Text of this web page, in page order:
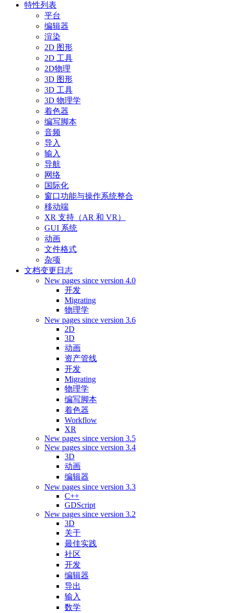
特性列表
平台
编辑器
渲染
2D 图形
2D 工具
2D物理
3D 图形
3D 工具
3D 物理学
着色器
编写脚本
音频
导入
输入
导航
网络
国际化
窗口功能与操作系统整合
移动端
XR 支持（AR 和 VR）
GUI 系统
动画
文件格式
杂项
文档变更日志
New pages since version 4.0
开发
Migrating
物理学
New pages since version 3.6
2D
3D
动画
资产管线
开发
Migrating
物理学
编写脚本
着色器
Workflow
XR
New pages since version 3.5
New pages since version 3.4
3D
动画
编辑器
New pages since version 3.3
C++
GDScript
New pages since version 3.2
3D
关于
最佳实践
社区
开发
编辑器
导出
输入
数学